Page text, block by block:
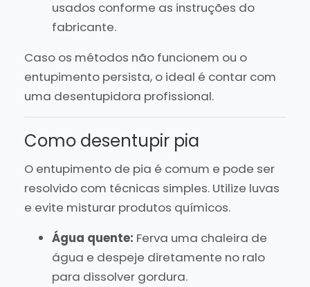
usados conforme as instruções do
fabricante.
Caso os métodos não funcionem ou o
entupimento persista, o ideal é contar com
uma desentupidora profissional.
Como desentupir pia
O entupimento de pia é comum e pode ser
resolvido com técnicas simples. Utilize luvas
e evite misturar produtos químicos.
Água quente: Ferva uma chaleira de
água e despeje diretamente no ralo
para dissolver gordura.